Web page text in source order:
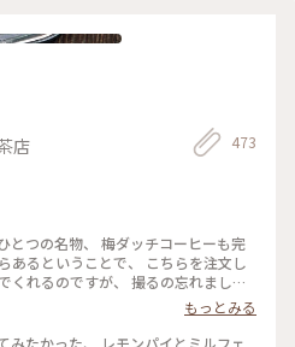
店 473
あるということで、 こちらを注文し
ったです。 #angeluse#アン
ッチコーヒー
もっとみる